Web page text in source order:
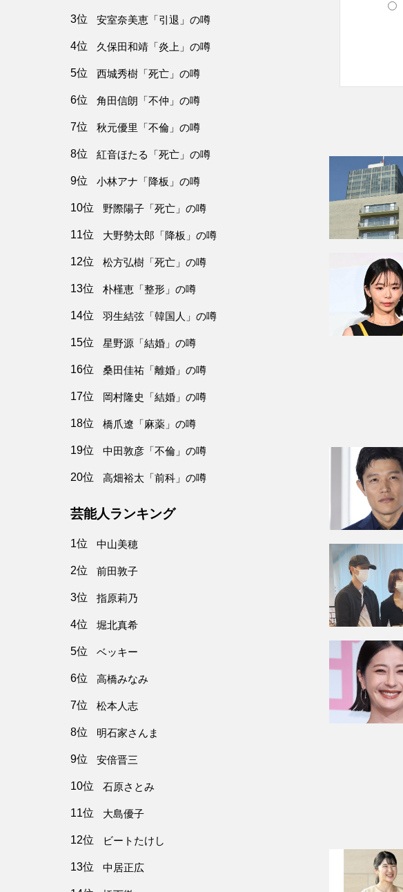
3位 安室奈美恵「引退」の噂
4位 久保田和靖「炎上」の噂
5位 西城秀樹「死亡」の噂
6位 角田信朗「不仲」の噂
7位 秋元優里「不倫」の噂
8位 紅音ほたる「死亡」の噂
9位 小林アナ「降板」の噂
10位 野際陽子「死亡」の噂
11位 大野勢太郎「降板」の噂
12位 松方弘樹「死亡」の噂
13位 朴槿恵「整形」の噂
14位 羽生結弦「韓国人」の噂
15位 星野源「結婚」の噂
16位 桑田佳祐「離婚」の噂
17位 岡村隆史「結婚」の噂
18位 橋爪遼「麻薬」の噂
19位 中田敦彦「不倫」の噂
20位 高畑裕太「前科」の噂
芸能人ランキング
1位 中山美穂
2位 前田敦子
3位 指原莉乃
4位 堀北真希
5位 ベッキー
6位 高橋みなみ
7位 松本人志
8位 明石家さんま
9位 安倍晋三
10位 石原さとみ
11位 大島優子
12位 ビートたけし
13位 中居正広